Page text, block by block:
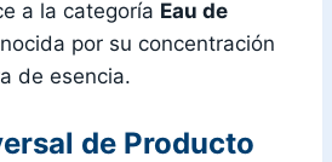
a la categoría Eau de
por su concentración
de esencia.
de Producto